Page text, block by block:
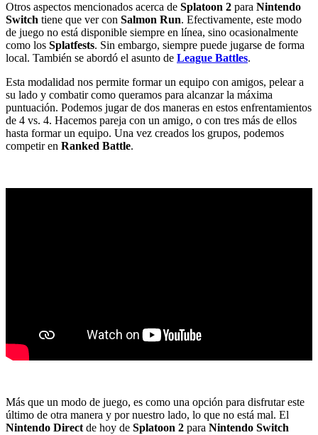
Otros aspectos mencionados acerca de Splatoon 2 para Nintendo
Switch tiene que ver con Salmon Run. Efectivamente, este modo
de juego no está disponible siempre en línea, sino ocasionalmente
como los Splatfests. Sin embargo, siempre puede jugarse de forma
local. También se abordó el asunto de League Battles.
Esta modalidad nos permite formar un equipo con amigos, pelear a
su lado y combatir como queramos para alcanzar la máxima
puntuación. Podemos jugar de dos maneras en estos enfrentamientos
de 4 vs. 4. Hacemos pareja con un amigo, o con tres más de ellos
hasta formar un equipo. Una vez creados los grupos, podemos
competir en Ranked Battle.
Más que un modo de juego, es como una opción para disfrutar este
último de otra manera y por nuestro lado, lo que no está mal. El
Nintendo Directde hoy de Splatoon 2 para Nintendo Switch